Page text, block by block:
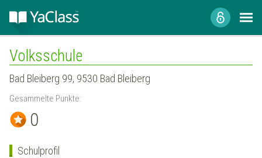
Volksschule
Bad Bleiberg 99, 9530 Bad Bleiberg
Gesammelte Punkte:
0
Schulprofil